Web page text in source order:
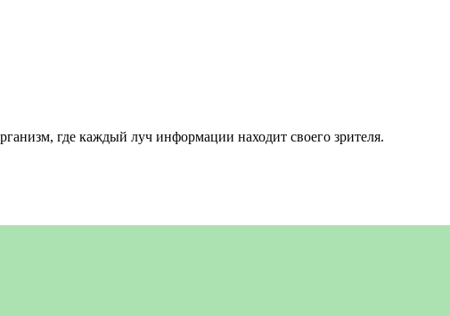
где каждый луч информации находит своего зрителя.